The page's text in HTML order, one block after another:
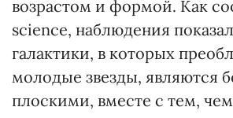
возрастом и формой. Как
science, наблюдения
галактики, в которых
молодые звезды, являются
плоскими, вместе с тем,